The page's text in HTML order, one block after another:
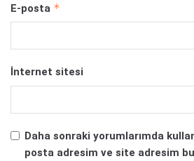
E-posta *
İnternet sitesi
Daha sonraki yorumlarımda
posta adresim ve site adresim bu